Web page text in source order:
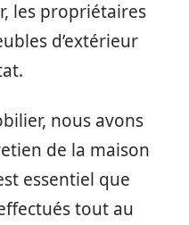
les propriétaires
d’extérieur
nous avons
de la maison
essentiel que
tout au